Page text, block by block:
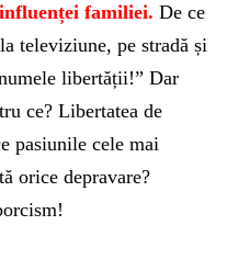
familiei. De ce
televiziune, pe stradă și
libertății!” Dar
ce? Libertatea de
pasiunile cele mai
orice depravare?